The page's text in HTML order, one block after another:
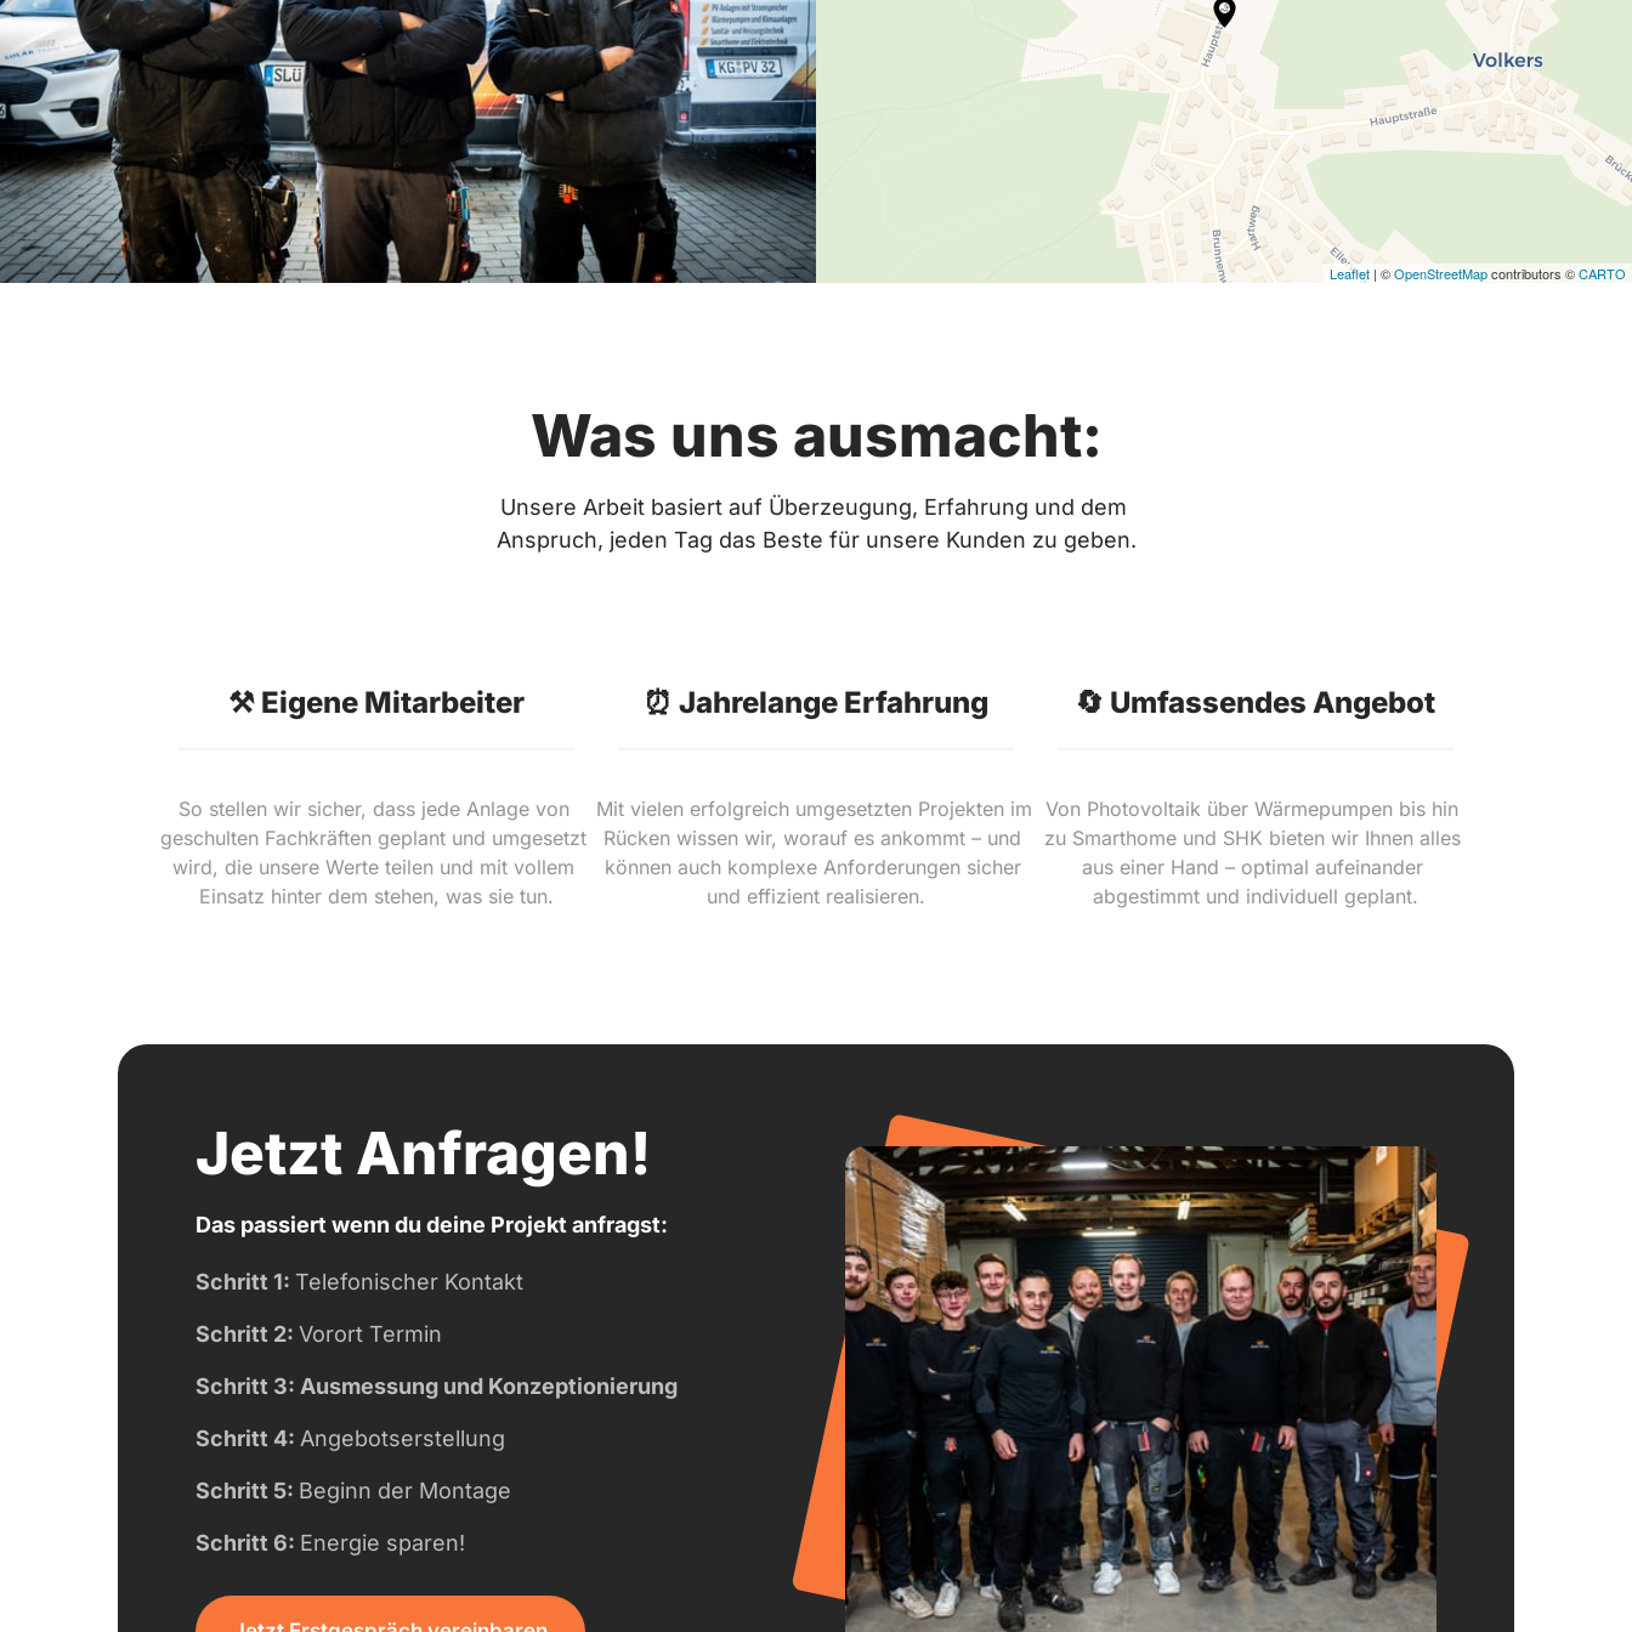
Leaflet | ©OpenStreetMapcontributors ©CARTO
Was uns ausmacht:
Unsere Arbeit basiert auf Überzeugung, Erfahrung und dem
Anspruch, jeden Tag das Beste für unsere Kunden zu geben.
⚒️ Eigene Mitarbeiter
So stellen wir sicher, dass jede Anlage von
geschulten Fachkräften geplant und umgesetzt
wird, die unsere Werte teilen und mit vollem
Einsatz hinter dem stehen, was sie tun.
⏰ Jahrelange Erfahrung
Mit vielen erfolgreich umgesetzten Projekten im
Rücken wissen wir, worauf es ankommt – und
können auch komplexe Anforderungen sicher
und effizient realisieren.
🔄 Umfassendes Angebot
Von Photovoltaik über Wärmepumpen bis hin
zu Smarthome und SHK bieten wir Ihnen alles
aus einer Hand – optimal aufeinander
abgestimmt und individuell geplant.
Jetzt Anfragen!
Das passiert wenn du deine Projekt anfragst:
Schritt 1: Telefonischer Kontakt
Schritt 2: Vorort Termin
Schritt 3: Ausmessung und Konzeptionierung
Schritt 4: Angebotserstellung
Schritt 5: Beginn der Montage
Schritt 6: Energie sparen!